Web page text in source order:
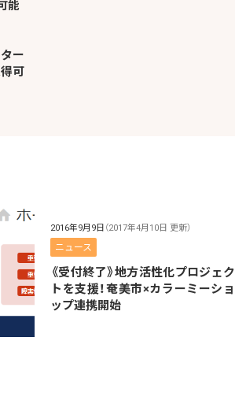
ー
可
2016年9月9日 （2017年4月10日 更新）
ニュース
《受付終了》地方活性化プロジェク
トを支援！奄美市×カラーミーショ
ップ連携開始